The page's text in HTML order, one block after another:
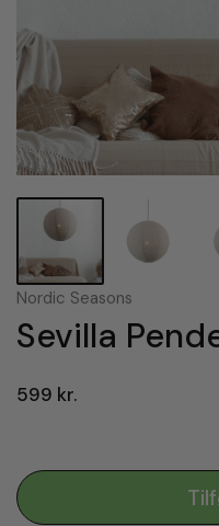
Nordic Seasons
Sevilla
599 kr.